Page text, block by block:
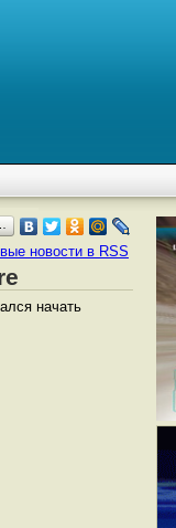
новости в RSS
начать